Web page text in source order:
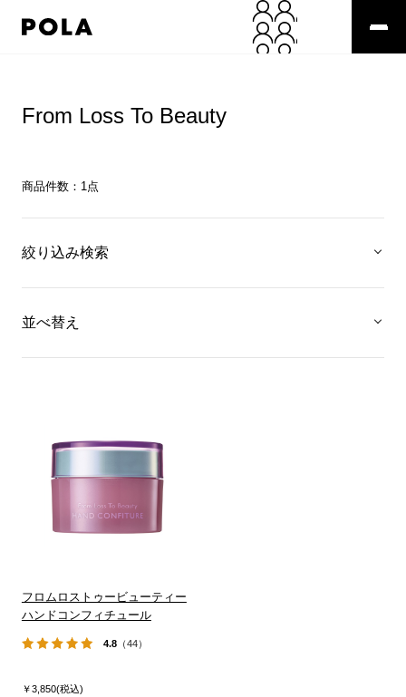
From Loss To Beauty
商品件数： 1点
絞り込み検索
並べ替え
フロムロストゥービューティー
ハンドコンフィチュール
4.8（44）
￥3,850(税込)